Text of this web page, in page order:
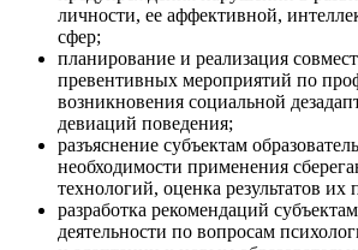
личности, ее аффективной,
сфер;
планирование и реализация
превентивных мероприятий по
возникновения социальной
девиаций поведения;
разъяснение субъектам
необходимости применения
технологий, оценка результатов их
разработка рекомендаций
деятельности по вопросам